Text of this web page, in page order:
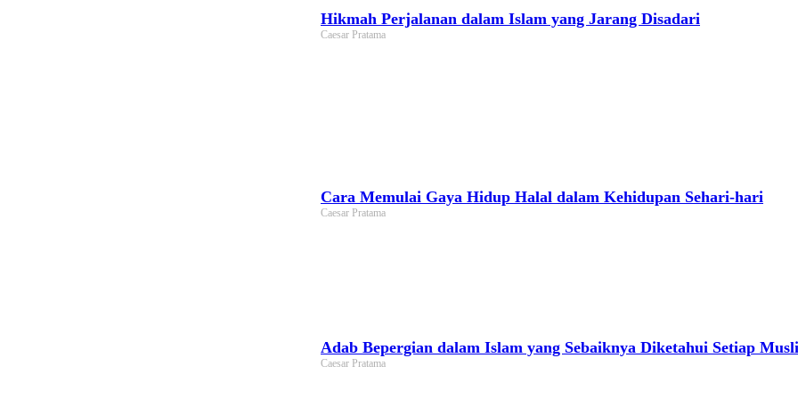
Hikmah Perjalanan dalam Islam yang Jarang Disadari
Caesar Pratama
Cara Memulai Gaya Hidup Halal dalam Kehidupan Sehari-hari
Caesar Pratama
Adab Bepergian dalam Islam yang Sebaiknya Diketahui Setiap
Caesar Pratama